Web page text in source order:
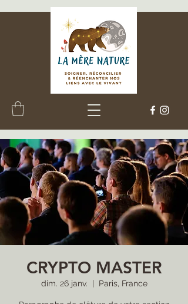
CRYPTO MASTER
dim. 26 janv. Paris, France